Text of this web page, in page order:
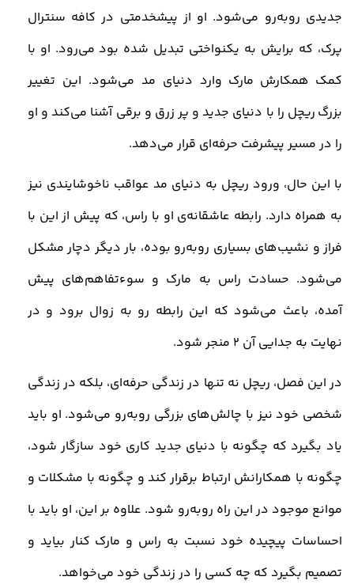
جدیدی روبه‌رو می‌شود. او از پیشخدمتی در کافه سنترال
پرک، که برایش به یکنواختی تبدیل شده بود می‌رود. او با
کمک همکارش مارک وارد دنیای مد می‌شود. این تغییر
بزرگ ریچل را با دنیای جدید و پر زرق و برقی آشنا می‌کند و او
را در مسیر پیشرفت حرفه‌ای قرار می‌دهد.
با این حال، ورود ریچل به دنیای مد عواقب ناخوشایندی نیز
به همراه دارد. رابطه عاشقانه‌ی او با راس، که پیش از این با
فراز و نشیب‌های بسیاری روبه‌رو بوده، بار دیگر دچار مشکل
می‌شود. حسادت راس به مارک و سوءتفاهم‌های پیش
آمده، باعث می‌شود که این رابطه رو به زوال برود و در
نهایت به جدایی آن 2 منجر شود
.
در این فصل، ریچل نه تنها در زندگی حرفه‌ای، بلکه در زندگی
شخصی خود نیز با چالش‌های بزرگی روبه‌رو می‌شود. او باید
یاد بگیرد که چگونه با دنیای جدید کاری خود سازگار شود،
چگونه با همکارانش ارتباط برقرار کند و چگونه با مشکلات و
موانع موجود در این راه روبه‌رو شود. علاوه بر این، او باید با
احساسات پیچیده خود نسبت به راس و مارک کنار بیاید و
تصمیم بگیرد که چه کسی را در زندگی خود می‌خواهد.